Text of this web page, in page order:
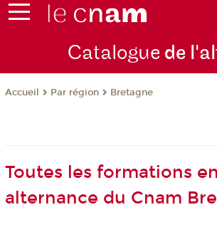
Catalogue de
Accueil Par région Bretagne
Toutes les formations en
alternance du Cnam